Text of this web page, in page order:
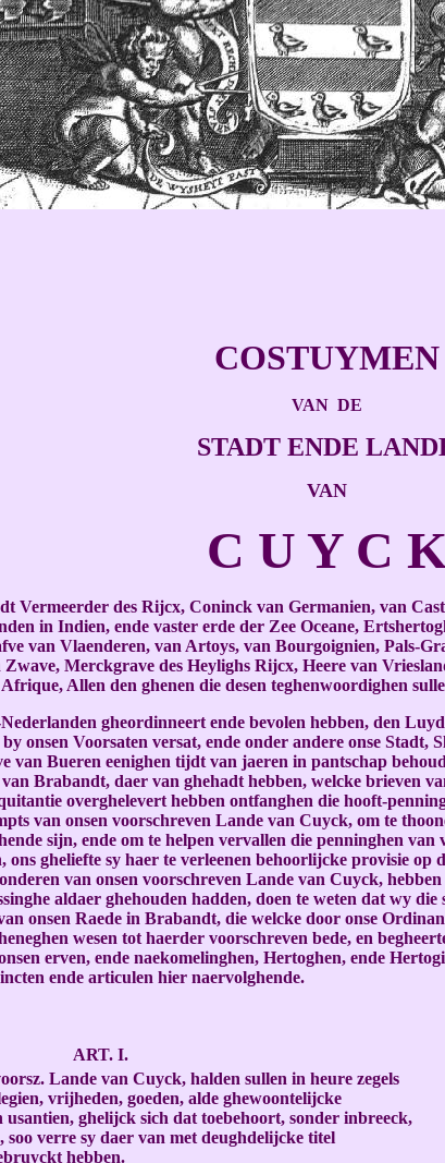
COSTUYMEN
VAN DE
STADT ENDE
VAN
C U Y C
Vermeerder des Rijcx, Coninck van Germanien, van
in Indien, ende vaster erde der Zee Oceane,
van Vlaenderen, van Artoys, van Bourgoignien, Pals-
Merckgrave des Heylighs Rijcx, Heere van
Allen den ghenen die desen teghenwoordighen
gheordinneert ende bevolen hebben, den
onsen Voorsaten versat, ende onder andere onse
van Bueren eenighen tijdt van jaeren in pantschap
van Brabandt, daer van ghehadt hebben, welcke
overghelevert hebben ontfanghen die hooft-
van onsen voorschreven Lande van Cuyck, om te
sijn, ende om te helpen vervallen die penninghen van
gheliefte sy haer te verleenen behoorlijcke provisie
van onsen voorschreven Lande van Cuyck,
aldaer ghehouden hadden, doen te weten dat wy
onsen Raede in Brabandt, die welcke door onse
wesen tot haerder voorschreven bede, en
erven, ende naekomelinghen, Hertoghen, ende
ende articulen hier naervolghende.
ART. I.
Lande van Cuyck, halden sullen in heure zegels
vrijheden, goeden, alde ghewoontelijcke
ghelijck sich dat toebehoort, sonder inbreeck,
soo verre sy daer van met deughdelijcke titel
hebben.